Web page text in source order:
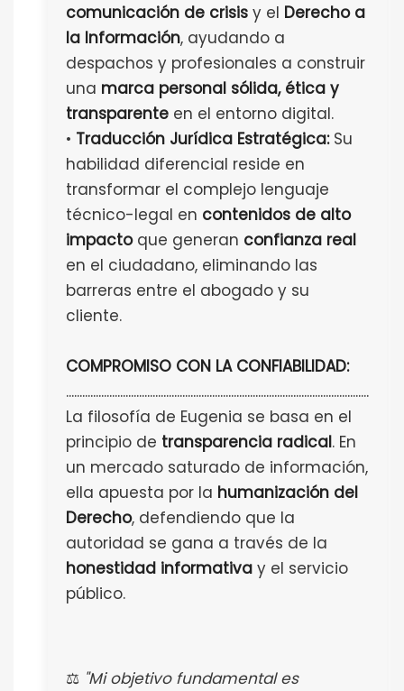
comunicación de crisis y el Derecho a
la Información, ayudando a
despachos y profesionales a construir
una marca personal sólida, ética y
transparente en el entorno digital.
• Traducción Jurídica Estratégica:Su
habilidad diferencial reside en
transformar el complejo lenguaje
técnico-legal en contenidos de alto
impactoque generan confianza real
en el ciudadano, eliminando las
barreras entre el abogado y su
cliente.
COMPROMISO CON LA CONFIABILIDAD:
................................................................................................................
La filosofía de Eugenia se basa en el
principio de transparencia radical. En
un mercado saturado de información,
ella apuesta por la humanización del
Derecho, defendiendo que la
autoridad se gana a través de la
honestidad informativa y el servicio
público.
⚖️ "Mi objetivo fundamental es